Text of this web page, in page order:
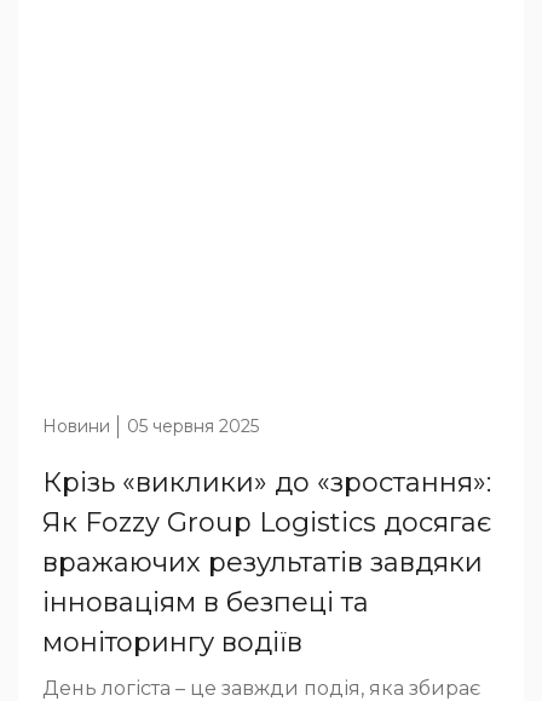
Новини 05 червня 2025
Крізь «виклики» до «зростання»:
Як Fozzy Group Logistics досягає
вражаючих результатів завдяки
інноваціям в безпеці та
моніторингу водіїв
День логіста – це завжди подія, яка збирає